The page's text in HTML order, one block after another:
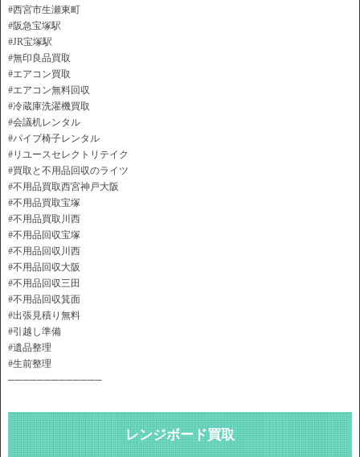
#西宮市生瀬東町
#阪急宝塚駅
#JR宝塚駅
#無印良品買取
#エアコン買取
#エアコン無料回収
#冷蔵庫洗濯機買取
#会議机レンタル
#パイプ椅子レンタル
#リユースセレクトリテイク
#買取と不用品回収のライツ
#不用品買取西宮神戸大阪
#不用品買取宝塚
#不用品買取川西
#不用品回収宝塚
#不用品回収川西
#不用品回収大阪
#不用品回収三田
#不用品回収箕面
#出張見積り無料
#引越し準備
#遺品整理
#生前整理
─────────────
レンジボード買取